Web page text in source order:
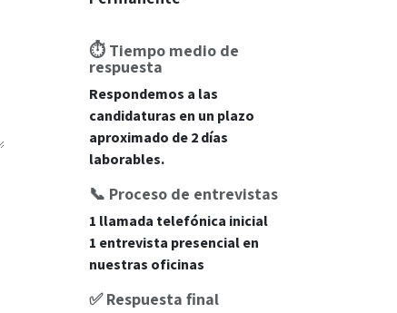
⏱️ Tiempo medio de
respuesta
Respondemos a las
candidaturas en un plazo
aproximado de 2 días
laborables.
📞 Proceso de entrevistas
1 llamada telefónica inicial
1 entrevista presencial en
nuestras oficinas
✅Respuesta final